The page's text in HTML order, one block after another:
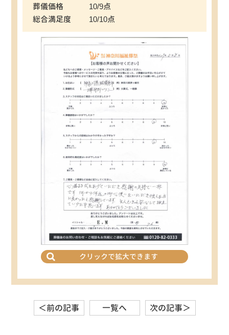
葬儀価格
10/9点
総合満足度
10/10点
クリックで拡大できます
＜前の記事 一覧へ 次の記事＞